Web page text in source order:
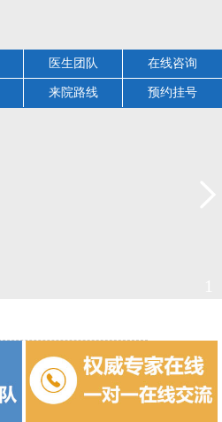
医生团队 在线咨询
来院路线 预约挂号